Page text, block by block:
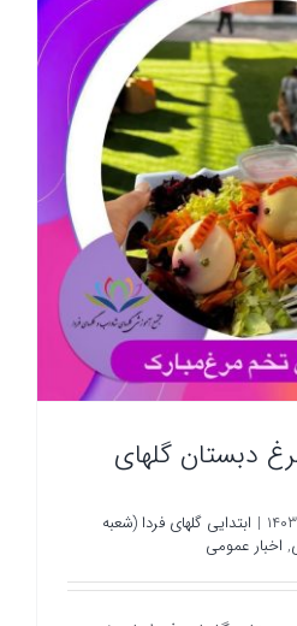
دبستان گلهای
| ابتدایی گلهای فردا (شعبه
, اخبار عمومی